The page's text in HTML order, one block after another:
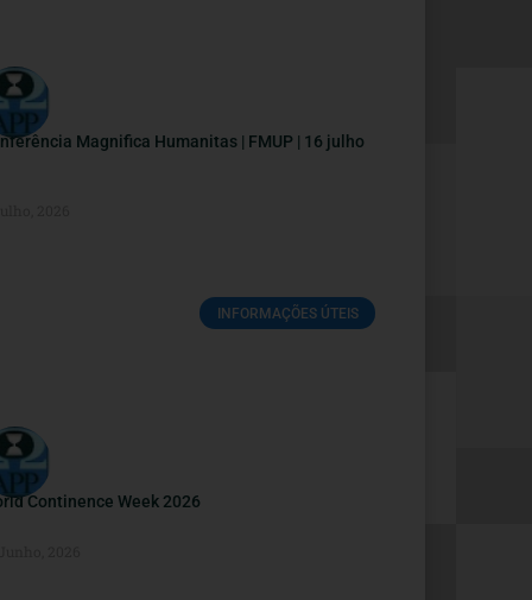
Magnifica Humanitas | FMUP | 16 julho
INFORMAÇÕES ÚTEIS
Continence Week 2026